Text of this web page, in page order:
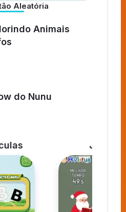
Aleatória
Animais
do Nunu
de Natal